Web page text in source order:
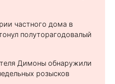
частного дома в
полуторагодовалый
Димоны обнаружили
розысков